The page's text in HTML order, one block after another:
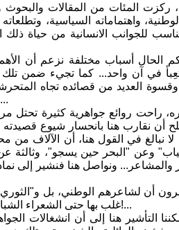
ركزت المئات من المقالات
الوطنية، واهتماماته السياسية،
للجوانب الانسانية من حياة
الحال أسباب مختلفة نزعم أن الأهم
ومتعِبأ في آن واحد... كما تجيء ضمن
وقسوة العديد من قصائده تجاه
ومن يشأ "فليجُبْ أربع النقد ويسأل عن ملاحمها" كما يصرح في نونية دجلة الخير ذائعة الصيت...
راحت روائع جواهرية كثيرة تحتل
أن نقارب هنا بانحسار شيوع
نبالغ في القول هنا، أن الآلاف من
وعن "البحر حين يسجو"،
ونواصل هنا فنشير إلى
غلب بها حتى الشعراء الشباب، وبحيث راح يخاطب نفسه متسائلاً: "لجاجك في الحب لا يجمل، وأنت ابن سبعين لو تعقلُ"؟!...
التأشير هنا إلى أن انشغالات